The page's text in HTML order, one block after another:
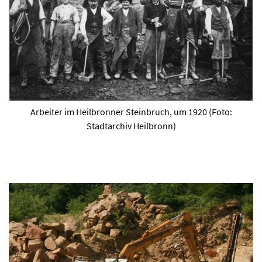
Arbeiter im Heilbronner Steinbruch, um 1920 (Foto:
Stadtarchiv Heilbronn)